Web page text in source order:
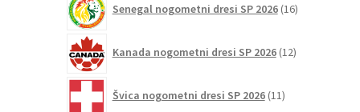
Senegal nogometni dresi SP 2026 16izdelkov
Kanada nogometni dresi SP 2026 12izdelkov
Švica nogometni dresi SP 2026 11izdelkov